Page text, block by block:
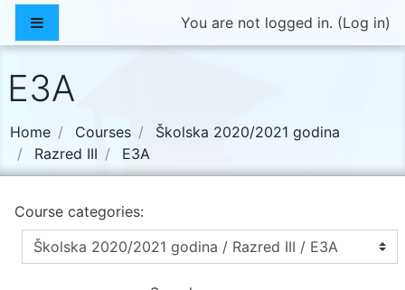
Skip to main content
You are not logged in. (Log in)
E3A
Home Courses
Školska 2020/2021 godina
Razred III
E3A
Course categories: